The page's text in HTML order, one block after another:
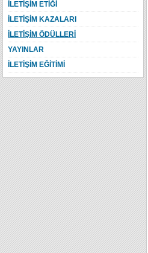
İLETİŞİM ETİĞİ
İLETİŞİM KAZALARI
İLETİŞİM ÖDÜLLERİ
YAYINLAR
İLETİŞİM EĞİTİMİ